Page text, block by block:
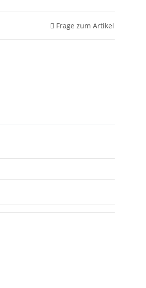
Frage zum Artikel